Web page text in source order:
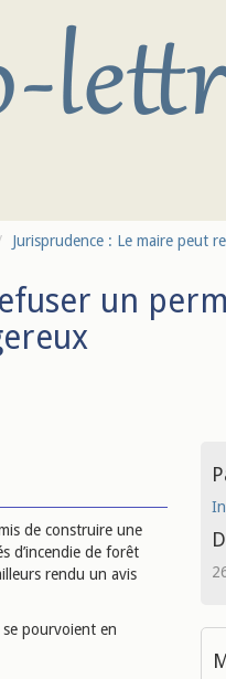
Jurisprudence : Le maire peut
un
de construire une
d’incendie de forêt
rendu un avis
se pourvoient en